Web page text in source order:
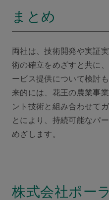
まとめ
両社は、技術開発や実証
術の確立をめざすと共に
ービス提供について検討
来的には、花王の農業事
ント技術と組み合わせて
とにより、持続可能なパ
めざします。
株式会社ポー